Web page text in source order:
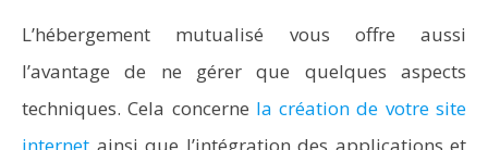
L’hébergement mutualisé vous offre aussi
l’avantage de ne gérer que quelques aspects
techniques. Cela concerne la création de votre site